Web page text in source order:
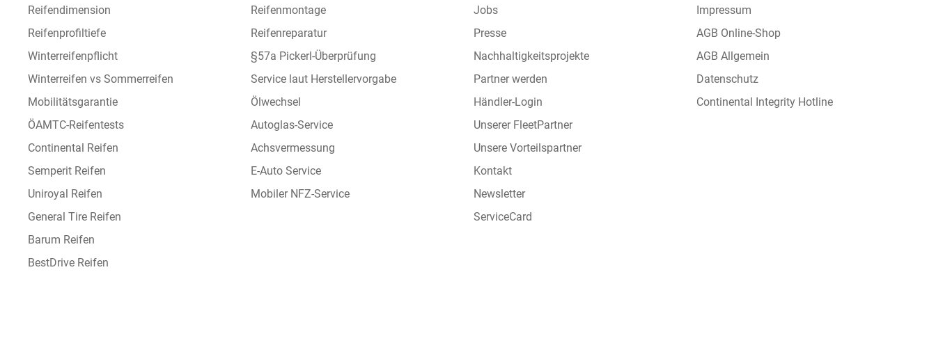
Reifendimension
Reifenprofiltiefe
Winterreifenpflicht
Winterreifen vs Sommerreifen
Mobilitätsgarantie
ÖAMTC-Reifentests
Continental Reifen
Semperit Reifen
Uniroyal Reifen
General Tire Reifen
Barum Reifen
BestDrive Reifen
Reifenmontage
Reifenreparatur
§57a Pickerl-Überprüfung
Service laut Herstellervorgabe
Ölwechsel
Autoglas-Service
Achsvermessung
E-Auto Service
Mobiler NFZ-Service
Jobs
Presse
Nachhaltigkeitsprojekte
Partner werden
Händler-Login
Unserer FleetPartner
Unsere Vorteilspartner
Kontakt
Newsletter
ServiceCard
Impressum
AGB Online-Shop
AGB Allgemein
Datenschutz
Continental Integrity Hotline